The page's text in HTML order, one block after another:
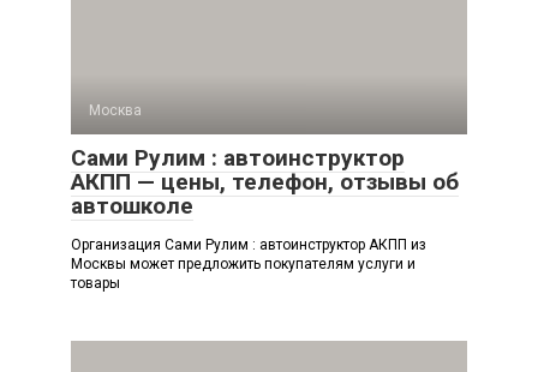
Москва
Сами Рулим : автоинструктор
АКПП — цены, телефон, отзывы об
автошколе
Организация Сами Рулим : автоинструктор АКПП из
Москвы может предложить покупателям услуги и
товары